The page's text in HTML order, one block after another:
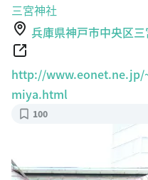
三宮神社
兵庫県神戸市中央区
http://www.eonet.ne.jp/
miya.html
100